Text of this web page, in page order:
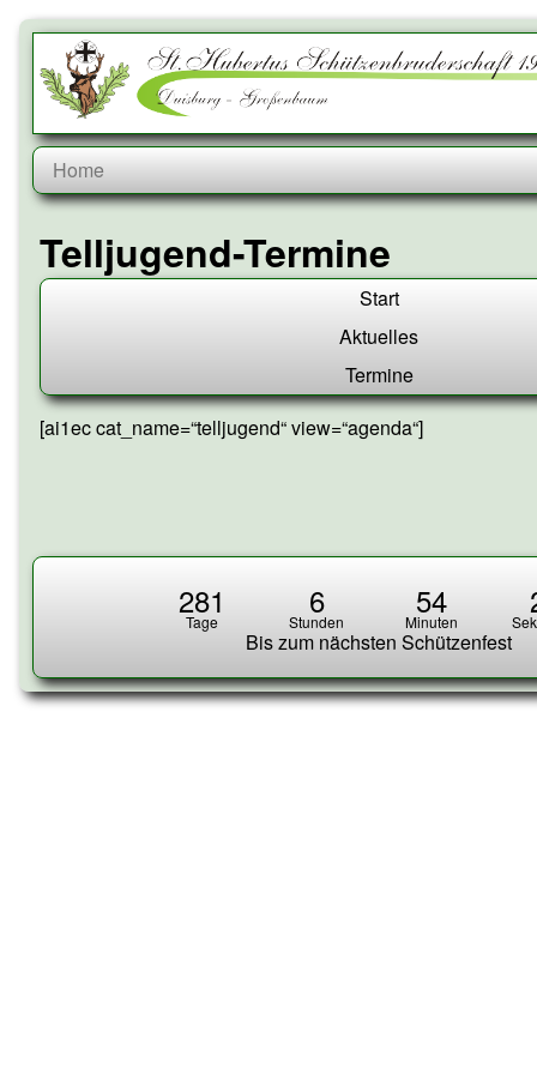
Skip
content
Telljugend-Termine
Start
Aktuelles
Termine
[ai1ec cat_name=“telljugend“ view=“agenda“]
Sidebar281
Tage
6
Stunden
54
Minuten
Bis zum nächsten Schützenfest